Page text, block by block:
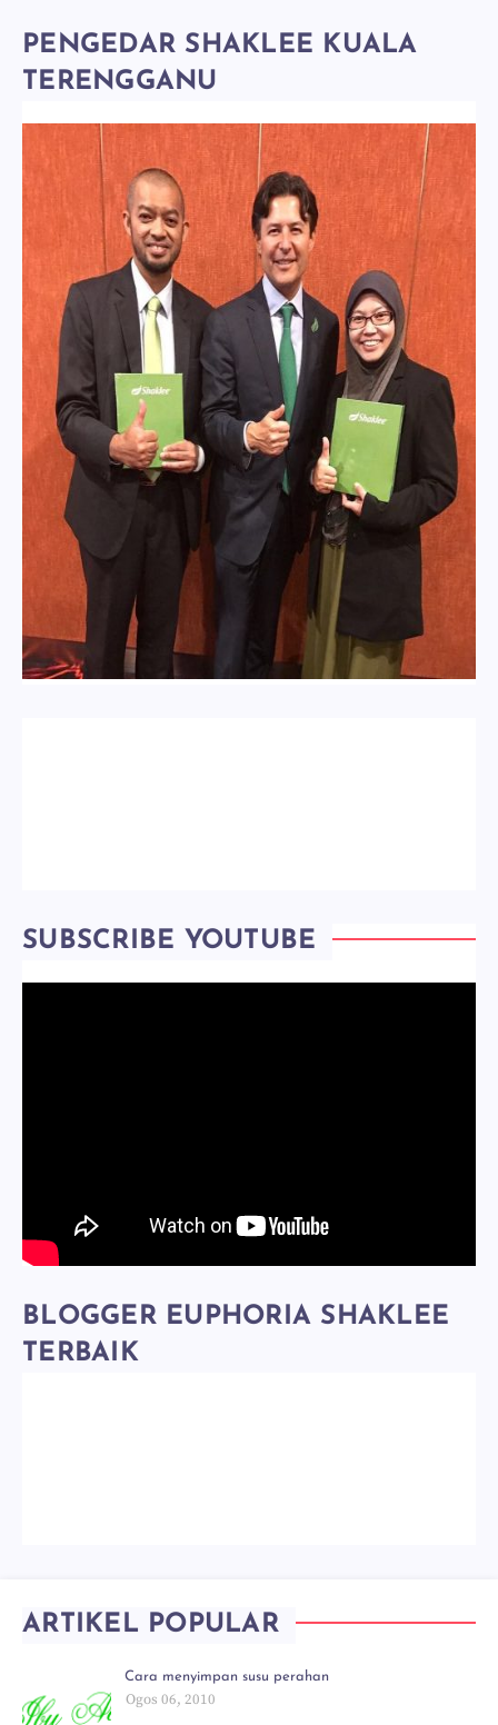
PENGEDAR SHAKLEE KUALA
TERENGGANU
SUBSCRIBE YOUTUBE
BLOGGER EUPHORIA SHAKLEE
TERBAIK
ARTIKEL POPULAR
Cara menyimpan susu perahan
Ogos 06, 2010